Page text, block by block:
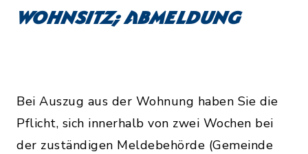
Wohnsitz; Abmeldung
Bei Auszug aus der Wohnung haben Sie die
Pflicht, sich innerhalb von zwei Wochen bei
der zuständigen Meldebehörde (Gemeinde